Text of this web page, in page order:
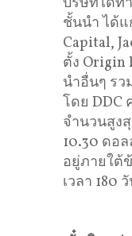
ชั้นนำ ได้แ
Capital,
ตั้ง Origin
นำอื่นๆ ร
โดย DDC
จำนวนสูง
10.30 ดอ
อยู่ภายใต้
เวลา 180